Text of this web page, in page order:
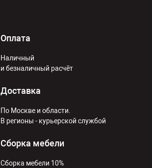
Оплата
Наличный
и безналичный расчёт
Доставка
По Москве и области.
В регионы - курьерской службой
Сборка мебели
Сборка мебели 10%